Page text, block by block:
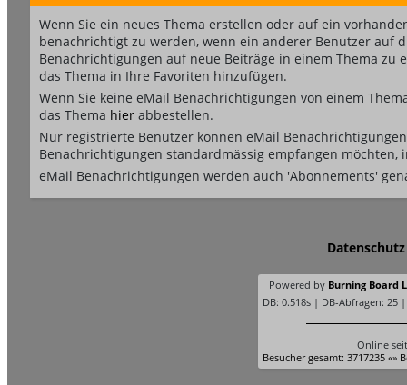
Wenn Sie ein neues Thema erstellen oder auf ein
benachrichtigt zu werden, wenn ein anderer Benutzer auf
Benachrichtigungen auf neue Beiträge in einem Thema
das Thema in Ihre Favoriten hinzufügen.
Wenn Sie keine eMail Benachrichtigungen von einem
das Thema hier abbestellen.
Nur registrierte Benutzer können eMail
Benachrichtigungen standardmässig empfangen
eMail Benachrichtigungen werden auch 'Abonnements'
Datenschutz
Powered by Burning Board
DB: 0.518s | DB-Abfragen: 25
Online
Besucher gesamt: 3717235 «»